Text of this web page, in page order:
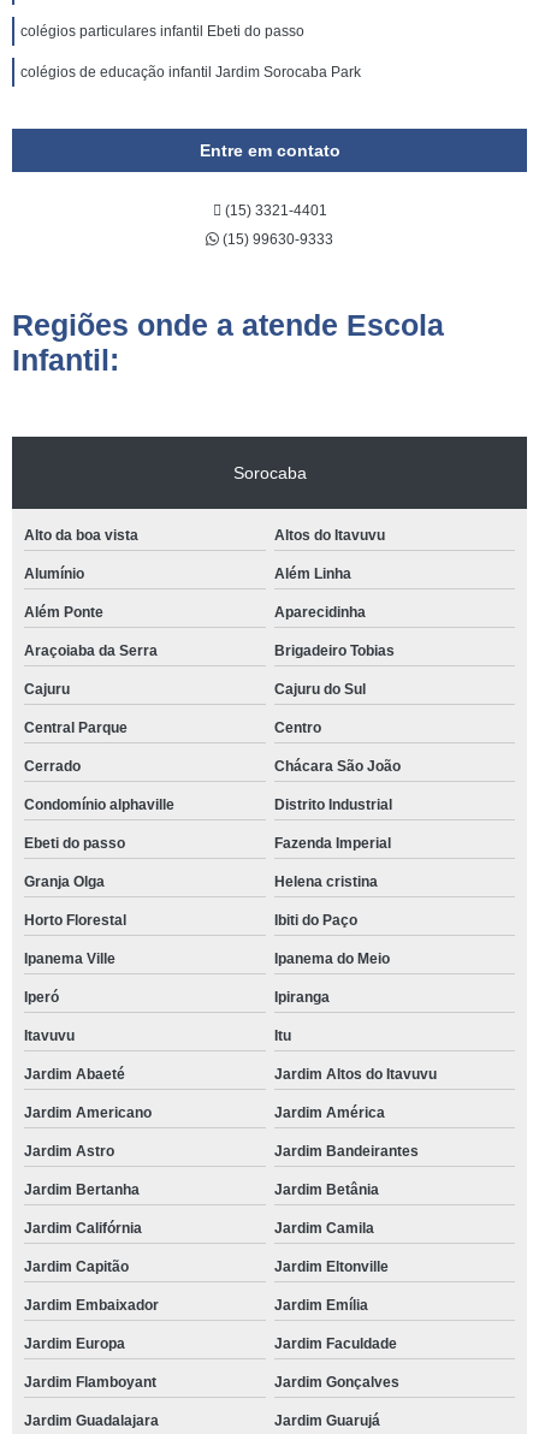
colégios particulares infantil Ebeti do passo
colégios de educação infantil Jardim Sorocaba Park
Entre em contato
(15) 3321-4401
(15) 99630-9333
Regiões onde a atende Escola
Infantil:
Sorocaba
Alto da boa vista Altos do Itavuvu
Alumínio Além Linha
Além Ponte Aparecidinha
Araçoiaba da Serra Brigadeiro Tobias
Cajuru Cajuru do Sul
Central Parque Centro
Cerrado Chácara São João
Condomínio alphaville Distrito Industrial
Ebeti do passo Fazenda Imperial
Granja Olga Helena cristina
Horto Florestal Ibiti do Paço
Ipanema Ville Ipanema do Meio
Iperó Ipiranga
Itavuvu Itu
Jardim Abaeté Jardim Altos do Itavuvu
Jardim Americano Jardim América
Jardim Astro Jardim Bandeirantes
Jardim Bertanha Jardim Betânia
Jardim Califórnia Jardim Camila
Jardim Capitão Jardim Eltonville
Jardim Embaixador Jardim Emília
Jardim Europa Jardim Faculdade
Jardim Flamboyant Jardim Gonçalves
Jardim Guadalajara Jardim Guarujá